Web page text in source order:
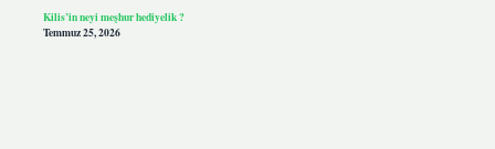
Kilis’in neyi meşhur hediyelik ?
Temmuz 25, 2026